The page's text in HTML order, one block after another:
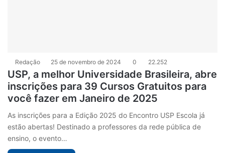
Redação 25 de novembro de 2024 0 22.252
USP, a melhor Universidade Brasileira, abre
inscrições para 39 Cursos Gratuitos para
você fazer em Janeiro de 2025
As inscrições para a Edição 2025 do Encontro USP Escola já
estão abertas! Destinado a professores da rede pública de
ensino, o evento…